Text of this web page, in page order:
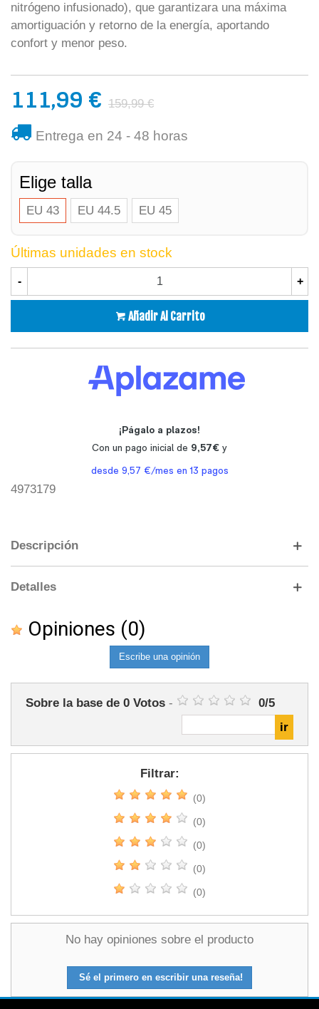
nitrógeno infusionado), que garantizara una máxima
amortiguación y retorno de la energía, aportando
confort y menor peso.
111,99 € 159,99 €
Entrega en 24 - 48 horas
Elige talla
EU 43 EU 44.5 EU 45
Últimas unidades en stock
- +
Añadir Al Carrito
4973179
Descripción
Detalles
Opiniones (0)
Escribe una opinión
Sobre la base de 0 Votos - 0/5
Filtrar:
(0)
(0)
(0)
(0)
(0)
No hay opiniones sobre el producto
Sé el primero en escribir una reseña!